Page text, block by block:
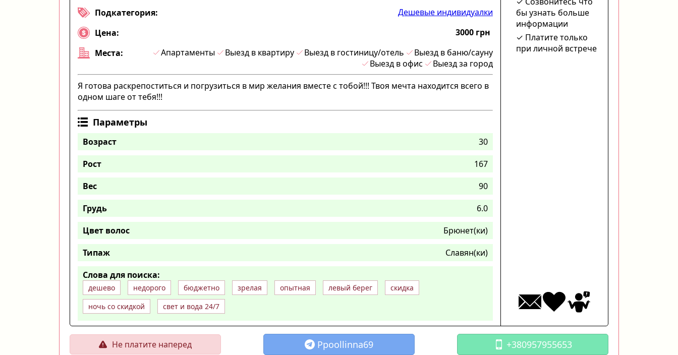
Подкатегория:
Дешевые индивидуалки
Цена:
3000 грн
Места:
Апартаменты Выезд в квартиру Выезд в гостиницу/отель
Выезд в баню/сауну
Выезд в офис
Выезд за город
Я готова раскрепоститься и погрузиться в мир желания вместе с тобой!!! Твоя мечта находится всего в
одном шаге от тебя!!!
Параметры
Возраст
30
Рост
167
Вес
90
Грудь
6.0
Цвет волос
Брюнет(ки)
Типаж
Славян(ки)
Слова для поиска:
дешево недорого бюджетно зрелая опытная левый берег
скидка
ночь со скидкой
свет и вода 24/7
бы узнать больше
информации
Платите только
при личной встрече
Не платите наперед Ppoollinna69 +380957955653